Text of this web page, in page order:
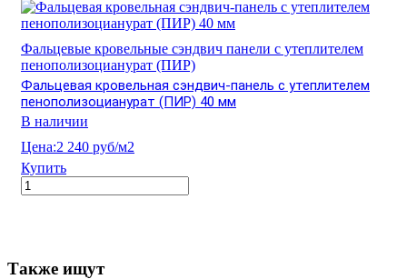
Фальцевые кровельные сэндвич панели с утеплителем
пенополизоцианурат (ПИР)
Фальцевая кровельная сэндвич-панель с утеплителем
пенополизоцианурат (ПИР) 40 мм
В наличии
Цена:2 240 руб/м2
Купить
Также ищут